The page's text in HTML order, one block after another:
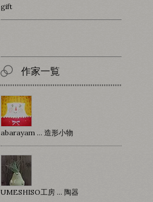
gift
作家一覧
abarayam … 造形小物
UMESHISO工房 … 陶器